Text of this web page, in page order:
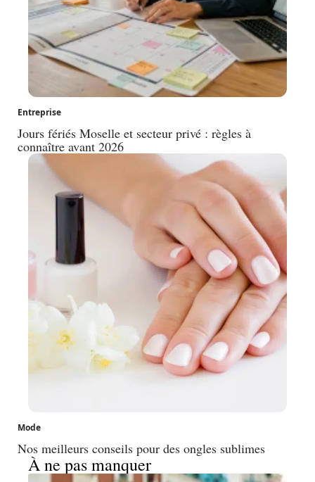
Entreprise
Jours fériés Moselle et secteur privé : règles à
connaître avant 2026
Mode
Nos meilleurs conseils pour des ongles sublimes
À ne pas manquer